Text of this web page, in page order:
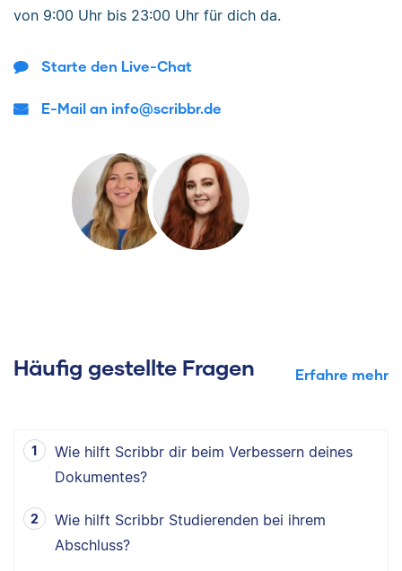
von 9:00 Uhr bis 23:00 Uhr für dich da.
Starte den Live-Chat
E-Mail an info@scribbr.de
Häufig gestellte Fragen Erfahre mehr
Wie hilft Scribbr dir beim Verbessern deines
Dokumentes?
Wie hilft Scribbr Studierenden bei ihrem
Abschluss?